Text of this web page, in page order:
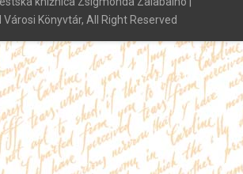
Könyvtár, All Right Reserved